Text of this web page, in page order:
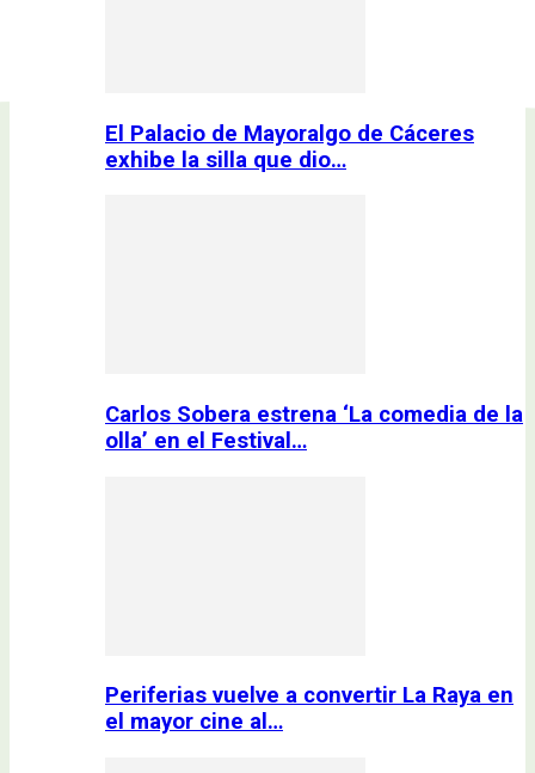
El Palacio de Mayoralgo de Cáceres
exhibe la silla que dio…
Carlos Sobera estrena ‘La comedia de la
olla’ en el Festival…
Periferias vuelve a convertir La Raya en
el mayor cine al…